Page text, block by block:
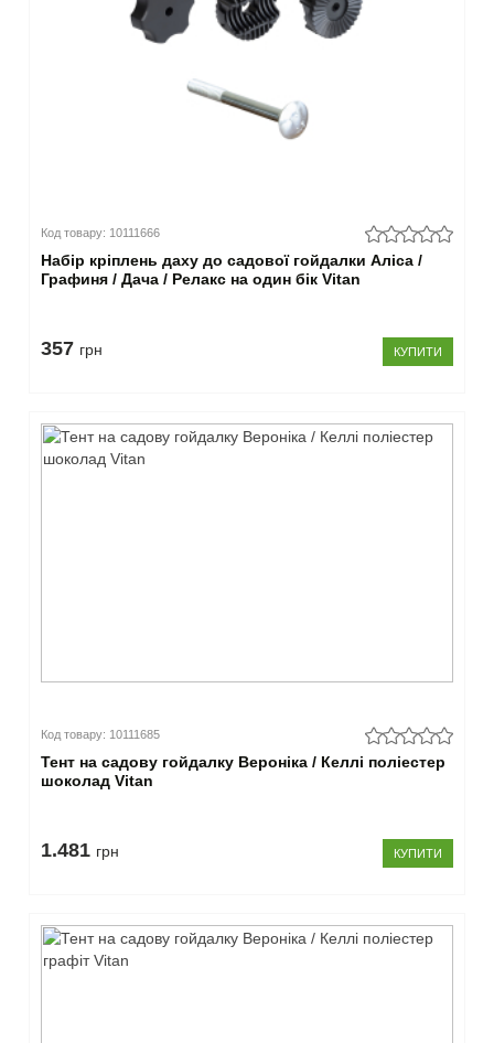
Код товару: 10111666
Набір кріплень даху до садової гойдалки Аліса /
Графиня / Дача / Релакс на один бік Vitan
357 грн КУПИТИ
Код товару: 10111685
Тент на садову гойдалку Вероніка / Келлі поліестер
шоколад Vitan
1.481 грн КУПИТИ